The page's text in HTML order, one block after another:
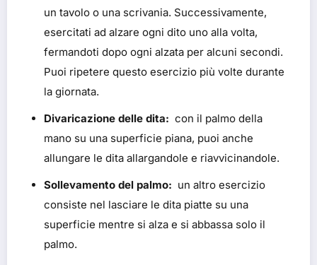
un tavolo o una scrivania. Successivamente,
esercitati ad alzare ogni dito uno alla volta,
fermandoti dopo ogni alzata per alcuni secondi.
Puoi ripetere questo esercizio più volte durante
la giornata.
Divaricazione delle dita: con il palmo della
mano su una superficie piana, puoi anche
allungare le dita allargandole e riavvicinandole.
Sollevamento del palmo: un altro esercizio
consiste nel lasciare le dita piatte su una
superficie mentre si alza e si abbassa solo il
palmo.